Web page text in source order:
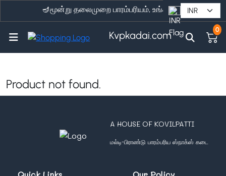
🪔மூன்று தலைமுறை பாரம்பரியம், உங்கள் வீட்டுக்கு
Kvpkadai.com 0
Product not found.
A HOUSE OF KOVILPATTI
மல்டி-பிராண்டு பாரம்பரிய ஸ்நாக்ஸ் கடை